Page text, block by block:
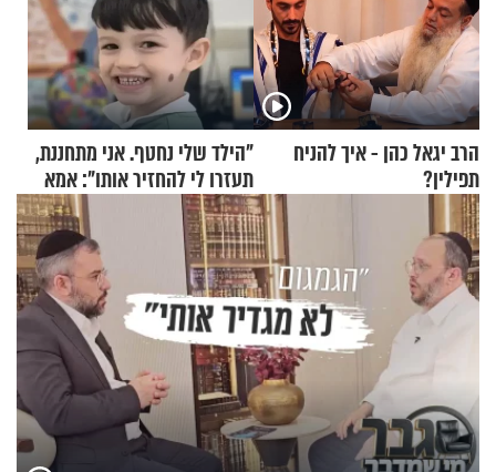
הרב יגאל כהן - איך להניח
תפילין?
"הילד שלי נחטף. אני מתחננת,
תעזרו לי להחזיר אותו": אמא
של יובל בן ה-4 בריאיון דומע